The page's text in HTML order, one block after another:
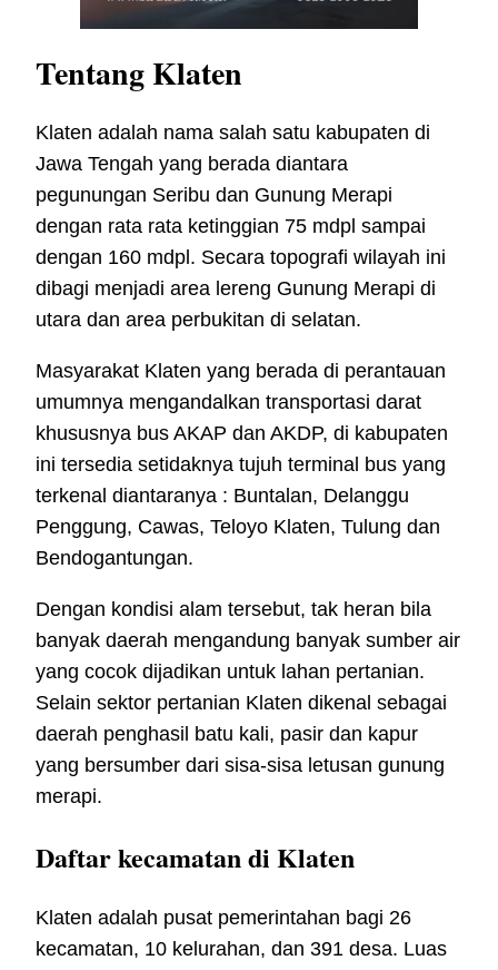
Tentang Klaten
Klaten adalah nama salah satu kabupaten di
Jawa Tengah yang berada diantara
pegunungan Seribu dan Gunung Merapi
dengan rata rata ketinggian 75 mdpl sampai
dengan 160 mdpl. Secara topografi wilayah ini
dibagi menjadi area lereng Gunung Merapi di
utara dan area perbukitan di selatan.
Masyarakat Klaten yang berada di perantauan
umumnya mengandalkan transportasi darat
khususnya bus AKAP dan AKDP, di kabupaten
ini tersedia setidaknya tujuh terminal bus yang
terkenal diantaranya : Buntalan, Delanggu
Penggung, Cawas, Teloyo Klaten, Tulung dan
Bendogantungan.
Dengan kondisi alam tersebut, tak heran bila
banyak daerah mengandung banyak sumber air
yang cocok dijadikan untuk lahan pertanian.
Selain sektor pertanian Klaten dikenal sebagai
daerah penghasil batu kali, pasir dan kapur
yang bersumber dari sisa-sisa letusan gunung
merapi.
Daftar kecamatan di Klaten
Klaten adalah pusat pemerintahan bagi 26
kecamatan, 10 kelurahan, dan 391 desa. Luas